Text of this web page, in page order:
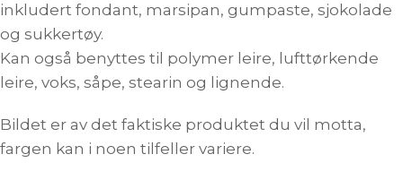
inkludert fondant, marsipan, gumpaste, sjokolade
og sukkertøy.
Kan også benyttes til polymer leire, lufttørkende
leire, voks, såpe, stearin og lignende.
Bildet er av det faktiske produktet du vil motta,
fargen kan i noen tilfeller variere.